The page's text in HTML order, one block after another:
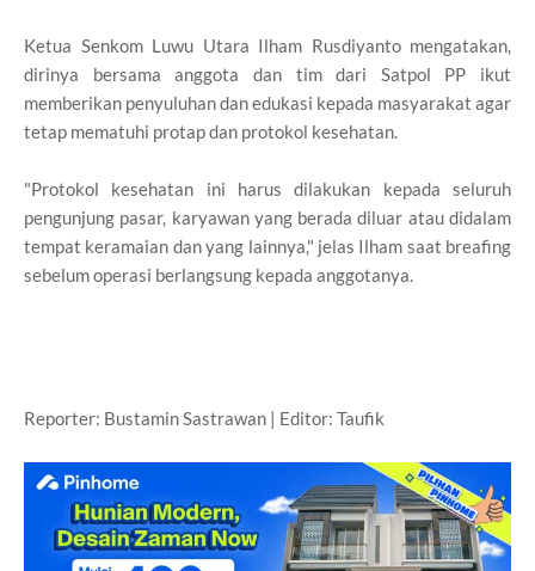
Ketua Senkom Luwu Utara Ilham Rusdiyanto mengatakan,
dirinya bersama anggota dan tim dari Satpol PP ikut
memberikan penyuluhan dan edukasi kepada masyarakat agar
tetap mematuhi protap dan protokol kesehatan.
"Protokol kesehatan ini harus dilakukan kepada seluruh
pengunjung pasar, karyawan yang berada diluar atau didalam
tempat keramaian dan yang lainnya," jelas Ilham saat breafing
sebelum operasi berlangsung kepada anggotanya.
Reporter: Bustamin Sastrawan | Editor: Taufik